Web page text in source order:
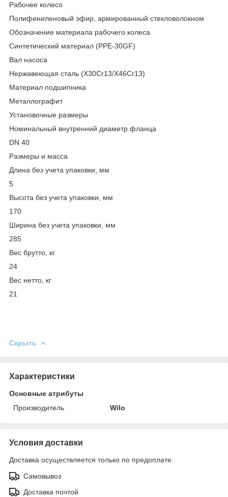
Рабочее колесо
Полифениленовый эфир, армированный стекловолокном
Обозначение материала рабочего колеса
Синтетический материал (PPE-30GF)
Вал насоса
Нержавеющая сталь (X30Cr13/X46Cr13)
Материал подшипника
Металлографит
Установочные размеры
Номинальный внутренний диаметр фланца
DN 40
Размеры и масса
Длина без учета упаковки, мм
5
Высота без учета упаковки, мм
170
Ширина без учета упаковки, мм
285
Вес брутто, кг
24
Вес нетто, кг
21
Скрыть
Характеристики
Основные атрибуты
Производитель
Wilo
Условия доставки
Доставка осуществляется только по предоплате.
Самовывоз
Доставка почтой